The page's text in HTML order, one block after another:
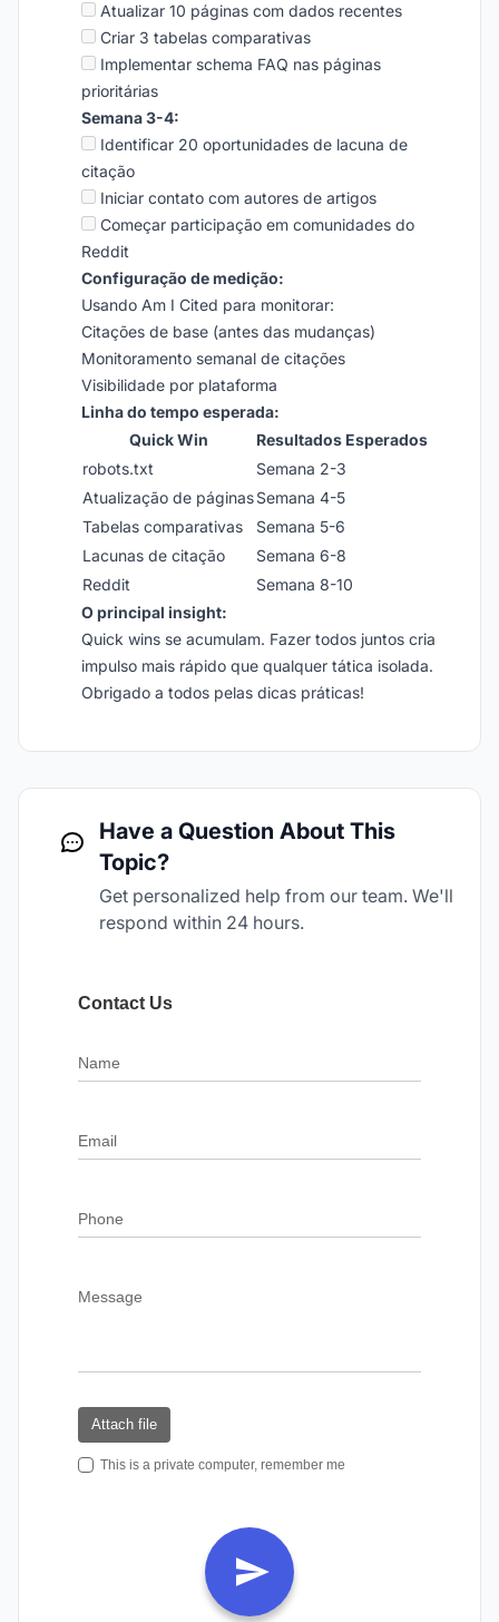
Atualizar 10 páginas com dados recentes
Criar 3 tabelas comparativas
Implementar schema FAQ nas páginas
prioritárias
Semana 3-4:
Identificar 20 oportunidades de lacuna de
citação
Iniciar contato com autores de artigos
Começar participação em comunidades do
Reddit
Configuração de medição:
Usando Am I Cited para monitorar:
Citações de base (antes das mudanças)
Monitoramento semanal de citações
Visibilidade por plataforma
Linha do tempo esperada:
Quick Win
Resultados Esperados
robots.txt
Semana 2-3
Atualização de páginasSemana 4-5
Tabelas comparativas
Semana 5-6
Lacunas de citação
Semana 6-8
Reddit
Semana 8-10
O principal insight:
Quick wins se acumulam. Fazer todos juntos cria
impulso mais rápido que qualquer tática isolada.
Obrigado a todos pelas dicas práticas!
Have a Question About This
Topic?
Get personalized help from our team. We'll
respond within 24 hours.